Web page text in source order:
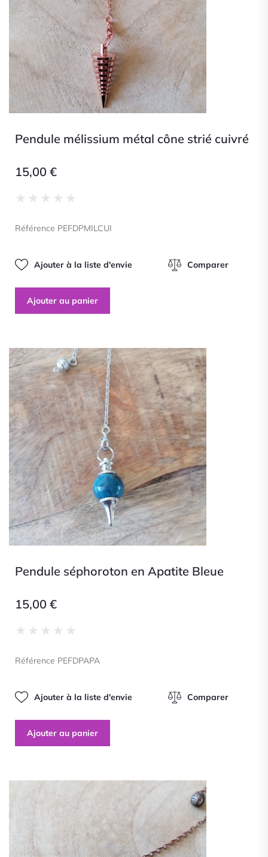
Pendule mélissium métal cône strié cuivré
15,00 €
★ ★ ★ ★ ★
5
Référence PEFDPMILCUI
Ajouter à la liste d'envie Comparer
Ajouter au panier
Pendule séphoroton en Apatite Bleue
15,00 €
★ ★ ★ ★ ★
5
Référence PEFDPAPA
Ajouter à la liste d'envie Comparer
Ajouter au panier